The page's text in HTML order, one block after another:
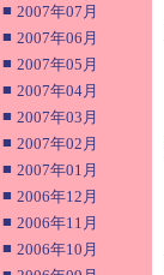
■ 2007年07月
■ 2007年06月
■ 2007年05月
■ 2007年04月
■ 2007年03月
■ 2007年02月
■ 2007年01月
■ 2006年12月
■ 2006年11月
■ 2006年10月